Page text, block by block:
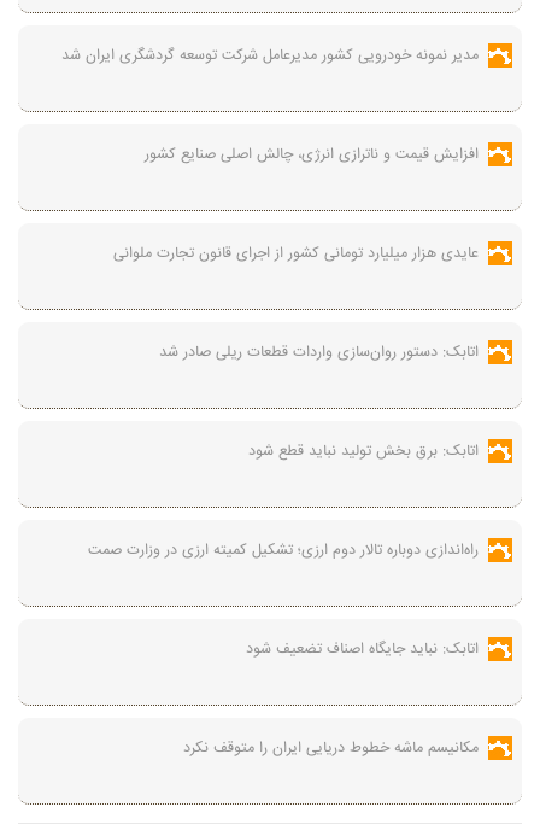
مدیر نمونه خودرویی کشور مدیرعامل شرکت توسعه گردشگری ایران شد
افزایش قیمت و ناترازی انرژی، چالش اصلی صنایع کشور
عایدی هزار میلیارد تومانی کشور از اجرای قانون تجارت ملوانی
اتابک: دستور روان‌سازی واردات قطعات ریلی صادر شد
اتابک: برق بخش تولید نباید قطع شود
راه‌اندازی دوباره تالار دوم ارزی؛ تشکیل کمیته ارزی در وزارت صمت
اتابک: نباید جایگاه اصناف تضعیف شود
مکانیسم ماشه خطوط دریایی ایران را متوقف نکرد